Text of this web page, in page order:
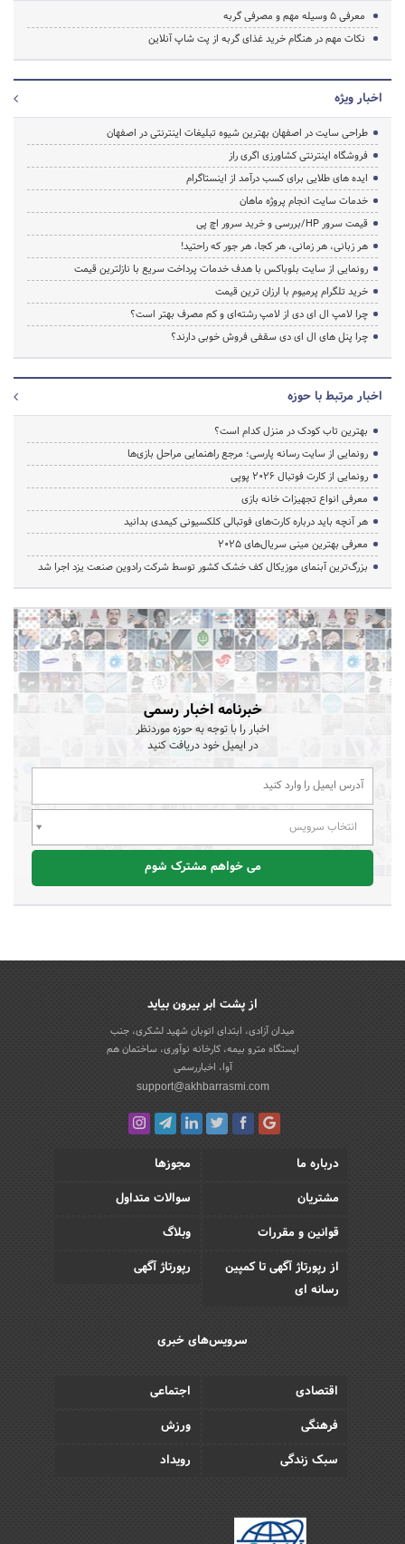
معرفی 5 وسیله مهم و مصرفی گربه
نکات مهم در هنگام خرید غذای گربه از پت شاپ آنلاین
اخبار ویژه
طراحی سایت در اصفهان بهترین شیوه تبلیغات اینترنتی در اصفهان
فروشگاه اینترنتی کشاورزی اگری راز
ایده های طلایی برای کسب درآمد از اینستاگرام
خدمات سایت انجام پروژه ماهان
قیمت سرور HP/بررسی و خرید سرور اچ پی
هر زبانی، هر زمانی، هر کجا، هر جور که راحتید!
رونمایی از سایت بلوباکس با هدف خدمات پرداخت سریع با نازلترین قیمت
خرید تلگرام پرمیوم با ارزان ترین قیمت
چرا لامپ ال ای دی از لامپ رشته‌ای و کم مصرف بهتر است؟
چرا پنل های ال ای دی سقفی فروش خوبی دارند؟
اخبار مرتبط با حوزه
بهترین تاب کودک در منزل کدام است؟
رونمایی از سایت رسانه پارسی؛ مرجع راهنمایی مراحل بازی‌ها
رونمایی از کارت فوتبال ۲۰۲۶ پوپی
معرفی انواع تجهیزات خانه بازی
هر آنچه باید درباره کارت‌های فوتبالی کلکسیونی کیمدی بدانید
معرفی بهترین مینی سریال‌های 2025
بزرگ‌ترین آبنمای موزیکال کف خشک کشور توسط شرکت رادوین صنعت یزد اجرا شد
خبرنامه اخبار رسمی
اخبار را با توجه به حوزه موردنظر
در ایمیل خود دریافت کنید
انتخاب سرویس
می خواهم مشترک شوم
از پشت ابر بیرون بیاید
میدان آزادی، ابتدای اتوبان شهید لشکری، جنب
ایستگاه مترو بیمه، کارخانه نوآوری، ساختمان هم
آوا، اخباررسمی
support@akhbarrasmi.com
درباره ما
مجوزها
مشتریان
سوالات متداول
قوانین و مقررات
وبلاگ
از رپورتاژ آگهی تا کمپین
رسانه ای
رپورتاژ آگهی
سرویس‌های خبری
اقتصادی
اجتماعی
فرهنگی
ورزش
سبک زندگی
رویداد